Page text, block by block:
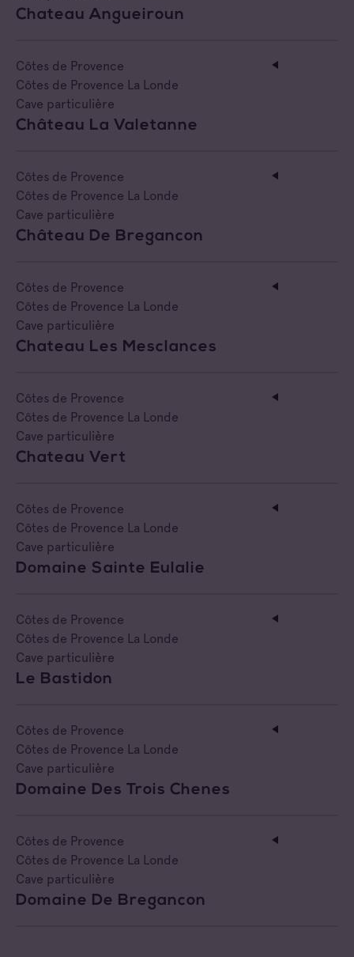
Chateau Angueiroun
Côtes de Provence
Côtes de Provence La Londe
Cave particulière
Château La Valetanne
Côtes de Provence
Côtes de Provence La Londe
Cave particulière
Château De Bregancon
Côtes de Provence
Côtes de Provence La Londe
Cave particulière
Chateau Les Mesclances
Côtes de Provence
Côtes de Provence La Londe
Cave particulière
Chateau Vert
Côtes de Provence
Côtes de Provence La Londe
Cave particulière
Domaine Sainte Eulalie
Côtes de Provence
Côtes de Provence La Londe
Cave particulière
Le Bastidon
Côtes de Provence
Côtes de Provence La Londe
Cave particulière
Domaine Des Trois Chenes
Côtes de Provence
Côtes de Provence La Londe
Cave particulière
Domaine De Bregancon